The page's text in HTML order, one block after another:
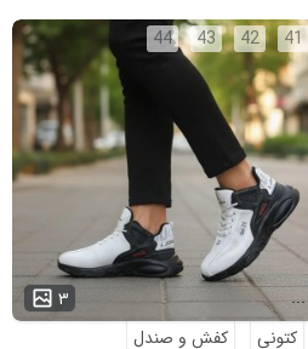
41
42
43
44
۳
...
کتونی
کفش و صندل